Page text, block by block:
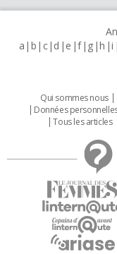
a b c d e f g h i
Qui sommes nous
Données
Tous les articles